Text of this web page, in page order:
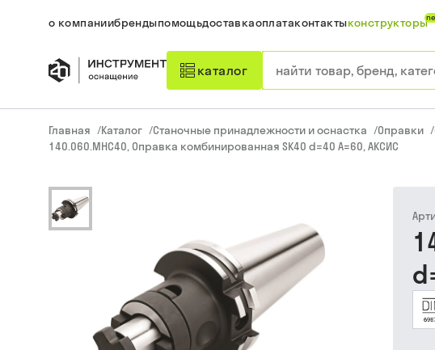
о компаниибрендыпомощьдоставкаоплатаконтактыконструкторы
каталог
Главная /Каталог /Станочные принадлежности и оснастка /Оправки /
140.060.MHC40, Оправка комбинированная SK40 d=40 A=60, АКСИС